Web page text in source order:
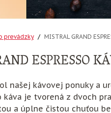
prevádzky MISTRAL GRAND
ESPRESSO
našej kávovej ponuky a
je tvorená z dvoch
a úplne čistou chuťou